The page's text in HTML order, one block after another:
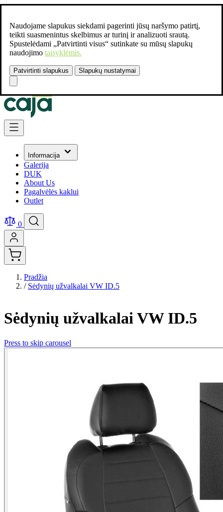
Naudojame slapukus siekdami pagerinti jūsų naršymo patirtį,
teikti suasmenintus skelbimus ar turinį ir analizuoti srautą.
Spustelėdami „Patvirtinti visus“ sutinkate su mūsų slapukų
naudojimo taisyklėmis.
Patvirtinti slapukus Slapukų nustatymai
Susisiekite:
Skip to Content
Informacija
Galerija
DUK
About Us
Pagalvėlės kaklui
Outlet
0
Pradžia
/ Sėdynių užvalkalai VW ID.5
Sėdynių užvalkalai VW ID.5
Press to skip carousel